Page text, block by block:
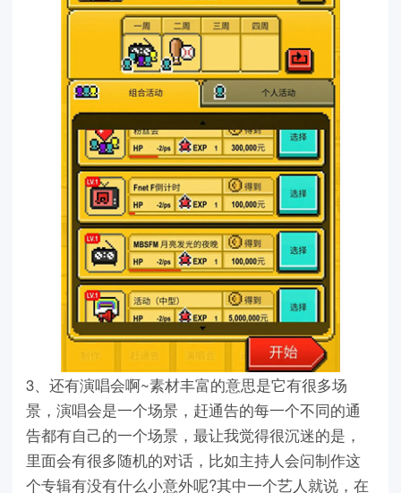
3、还有演唱会啊~素材丰富的意思是它有很多场
景，演唱会是一个场景，赶通告的每一个不同的通
告都有自己的一个场景，最让我觉得很沉迷的是，
里面会有很多随机的对话，比如主持人会问制作这
个专辑有没有什么小意外呢?其中一个艺人就说，在